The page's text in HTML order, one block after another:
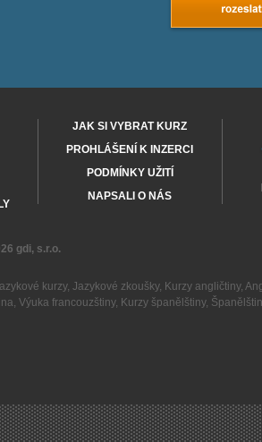
JAK SI VYBRAT KURZ
PROHLÁŠENÍ K INZERCI
PODMÍNKY UŽITÍ
NAPSALI O NÁS
gdi, s.r.o.
kurzy, Jazykové zkoušky, Kurzy angličtiny,
,Výuka francouzštiny, Kurzy španělštiny,